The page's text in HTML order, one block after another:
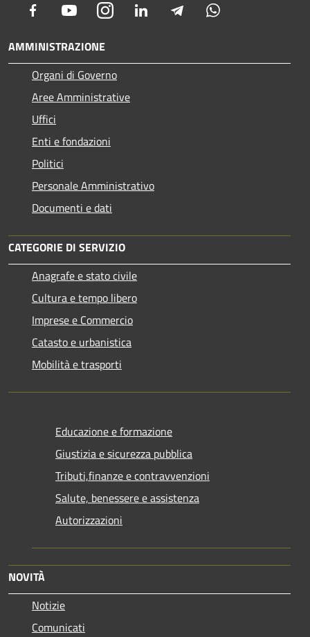
Facebook YoutubeInstagram LinkedIn Telegram
AMMINISTRAZIONE
Organi di Governo
Aree Amministrative
Uffici
Enti e fondazioni
Politici
Personale Amministrativo
Documenti e dati
CATEGORIE DI SERVIZIO
Anagrafe e stato civile
Cultura e tempo libero
Imprese e Commercio
Catasto e urbanistica
Mobilità e trasporti
Educazione e formazione
Giustizia e sicurezza pubblica
Tributi,finanze e contravvenzioni
Salute, benessere e assistenza
Autorizzazioni
NOVITÀ
Notizie
Comunicati